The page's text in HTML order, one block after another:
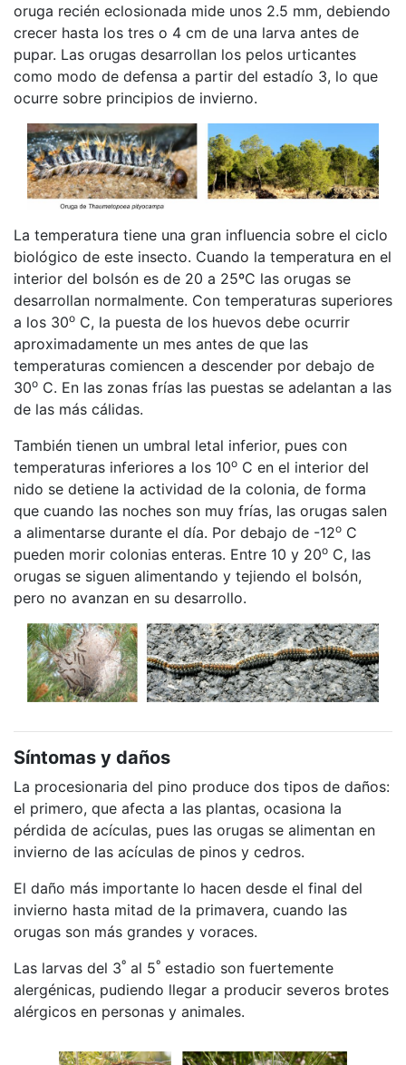
oruga recién eclosionada mide unos 2.5 mm, debiendo
crecer hasta los tres o 4 cm de una larva antes de
pupar. Las orugas desarrollan los pelos urticantes
como modo de defensa a partir del estadío 3, lo que
ocurre sobre principios de invierno.
La temperatura tiene una gran influencia sobre el ciclo
biológico de este insecto. Cuando la temperatura en el
interior del bolsón es de 20 a 25ºC las orugas se
desarrollan normalmente. Con temperaturas superiores
a los 30o C, la puesta de los huevos debe ocurrir
aproximadamente un mes antes de que las
temperaturas comiencen a descender por debajo de
30o C. En las zonas frías las puestas se adelantan a las
de las más cálidas.
También tienen un umbral letal inferior, pues con
temperaturas inferiores a los 10o C en el interior del
nido se detiene la actividad de la colonia, de forma
que cuando las noches son muy frías, las orugas salen
a alimentarse durante el día. Por debajo de -12o C
pueden morir colonias enteras. Entre 10 y 20o C, las
orugas se siguen alimentando y tejiendo el bolsón,
pero no avanzan en su desarrollo.
Síntomas y daños
La procesionaria del pino produce dos tipos de daños:
el primero, que afecta a las plantas, ocasiona la
pérdida de acículas, pues las orugas se alimentan en
invierno de las acículas de pinos y cedros.
El daño más importante lo hacen desde el final del
invierno hasta mitad de la primavera, cuando las
orugas son más grandes y voraces.
Las larvas del 3º al 5º estadio son fuertemente
alergénicas, pudiendo llegar a producir severos brotes
alérgicos en personas y animales.